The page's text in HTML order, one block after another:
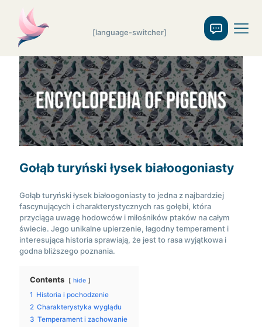
[language-switcher]
Gołąb turyński łysek białoogoniasty
Gołąb turyński łysek białoogoniasty to jedna z najbardziej
fascynujących i charakterystycznych ras gołębi, która
przyciąga uwagę hodowców i miłośników ptaków na całym
świecie. Jego unikalne upierzenie, łagodny temperament i
interesująca historia sprawiają, że jest to rasa wyjątkowa i
godna bliższego poznania.
Contents hide
1 Historia i pochodzenie
2 Charakterystyka wyglądu
3 Temperament i zachowanie